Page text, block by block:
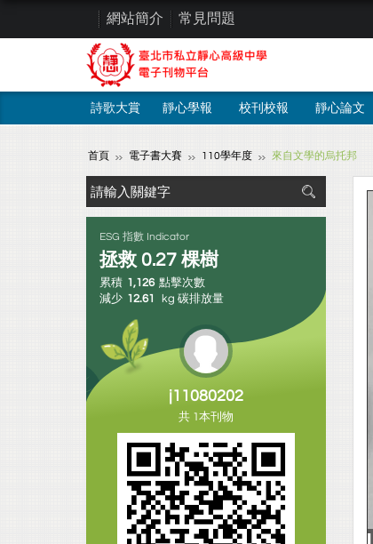
網站簡介 常見問題
詩歌大賞 靜心學報 校刊校報 靜心論文
首頁 電子書大賽 110學年度 來自文學的烏托邦
ESG 指數 Indicator
拯救 0.27 棵樹
累積 1,126 點擊次數
減少 12.61 kg 碳排放量
j11080202
共 1本刊物